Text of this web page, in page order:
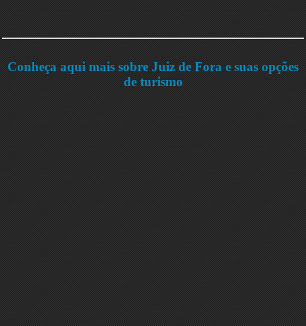
Conheça aqui mais sobre Juiz de Fora e suas opções
de turismo